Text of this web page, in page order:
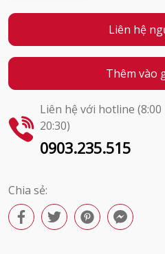
Liên hệ
Thêm vào
Liên hệ với hotline
20:30)
0903.235.515
Chia sẻ: